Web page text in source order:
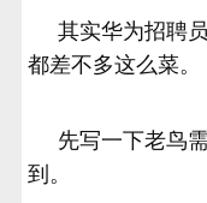
其实华为招聘
都差不多这么菜。
先写一下老鸟需
到。